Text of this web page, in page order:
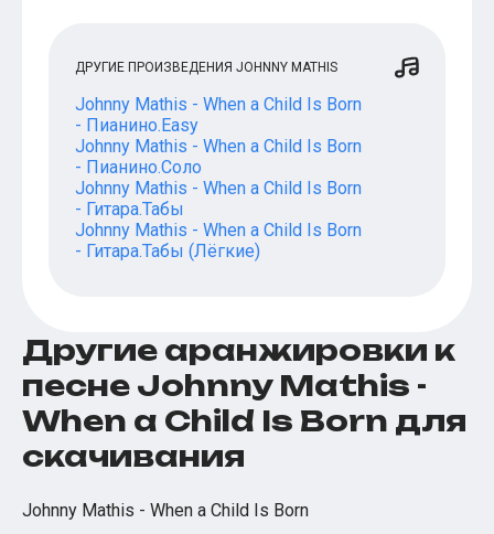
ДРУГИЕ ПРОИЗВЕДЕНИЯ JOHNNY MATHIS
Johnny Mathis - When a Child Is Born
- Пианино.Easy
Johnny Mathis - When a Child Is Born
- Пианино.Соло
Johnny Mathis - When a Child Is Born
- Гитара.Табы
Johnny Mathis - When a Child Is Born
- Гитара.Табы (Лёгкие)
Другие аранжировки к
песне Johnny Mathis -
When a Child Is Born для
скачивания
Johnny Mathis - When a Child Is Born